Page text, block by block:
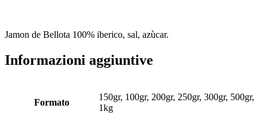
Jamon de Bellota 100% iberico, sal, azùcar.
Informazioni aggiuntive
Formato
150gr, 100gr, 200gr, 250gr, 300gr, 500gr,
1kg